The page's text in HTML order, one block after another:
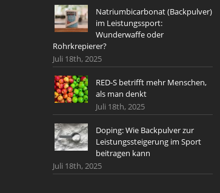
Natriumbicarbonat (Backpulver)
im Leistungssport:
Wunderwaffe oder
Rohrkrepierer?
Juli 18th, 2025
RED-S betrifft mehr Menschen,
als man denkt
Juli 18th, 2025
Doping: Wie Backpulver zur
Leistungssteigerung im Sport
beitragen kann
Juli 18th, 2025